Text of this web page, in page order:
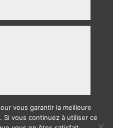
ENVOYER
vous garantir la meilleure
vous continuez à utiliser ce